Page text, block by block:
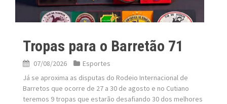
Tropas para o Barretão 71
07/08/2026
Esportes
Já se aproxima as disputas do Rodeio Internacional de
Barretos que ocorre de 27 a 30 de agosto e no Cutiano
teremos 9 tropas que estarão desafiando 30 dos melhores